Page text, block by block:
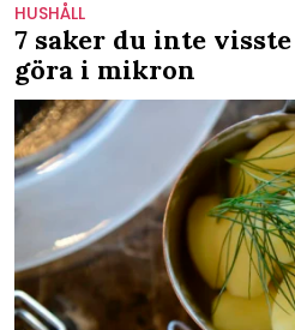
HUSHÅLL
7 saker du inte
göra i mikron